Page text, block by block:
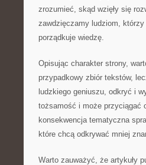
zrozumieć, skąd wzięły się
zawdzięczamy ludziom,
porządkuje wiedzę.
Opisując charakter strony,
przypadkowy zbiór tekstów,
ludzkiego geniuszu, odkryć i
tożsamość i może przyciągać
konsekwencja tematyczna
które chcą odkrywać mniej
Warto zauważyć, że artykuły